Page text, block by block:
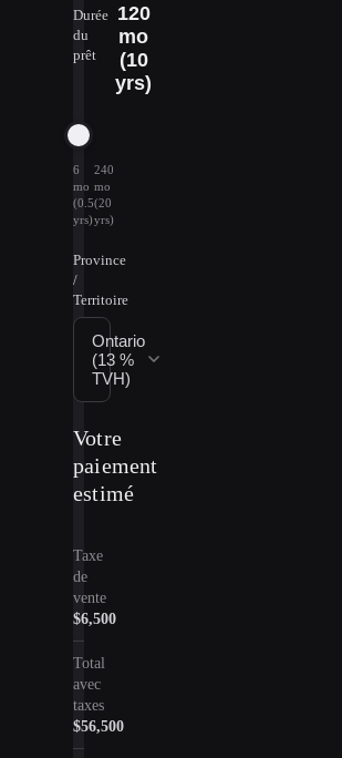
Durée
du
prêt
120
mo
(10
yrs)
6
mo
(0.5
yrs)
240
mo
(20
yrs)
Province
/
Territoire
Ontario
(13 %
TVH)
Votre
paiement
estimé
Taxe
de
vente
$6,500
Total
avec
taxes
$56,500